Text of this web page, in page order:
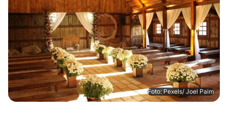
Foto: Pexels/ Joel Paim